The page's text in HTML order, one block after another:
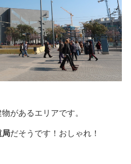
があるエリアです。
局だそうです！おしゃれ！